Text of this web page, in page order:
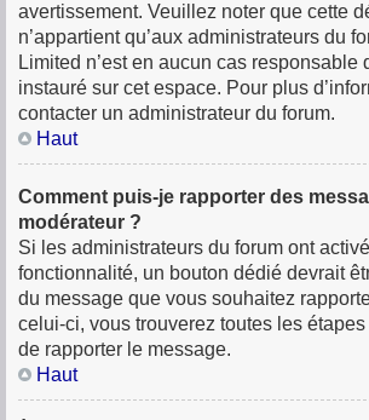
avertissement. Veuillez noter que cette
n’appartient qu’aux administrateurs du
Limited n’est en aucun cas responsable
instauré sur cet espace. Pour plus
contacter un administrateur du forum.
Haut
Comment puis-je rapporter des
modérateur ?
Si les administrateurs du forum ont
fonctionnalité, un bouton dédié devrait
du message que vous souhaitez
celui-ci, vous trouverez toutes les
de rapporter le message.
Haut